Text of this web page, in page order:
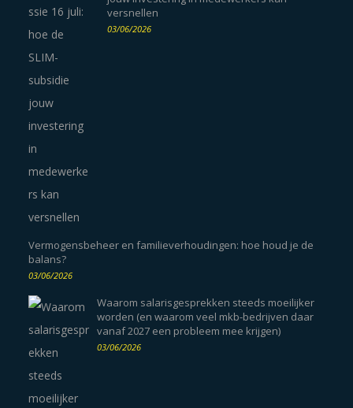
versnellen
03/06/2026
Vermogensbeheer en familieverhoudingen: hoe houd je de
balans?
03/06/2026
Waarom salarisgesprekken steeds moeilijker
worden (en waarom veel mkb-bedrijven daar
vanaf 2027 een probleem mee krijgen)
03/06/2026